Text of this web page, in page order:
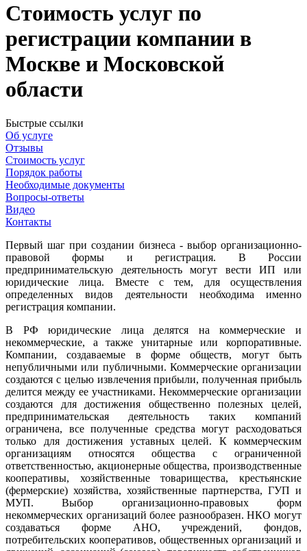
Стоимость услуг по
регистрации компании в
Москве и Московской
области
Быстрые ссылки
Об услуге
Отзывы
Стоимость услуг
Порядок работы
Необходимые документы
Вопросы-ответы
Видео
Контакты
Первый шаг при создании бизнеса - выбор организационно-
правовой формы и регистрация. В России
предпринимательскую деятельность могут вести ИП или
юридические лица. Вместе с тем, для осуществления
определенных видов деятельности необходима именно
регистрация компании.
В РФ юридические лица делятся на коммерческие и
некоммерческие, а также унитарные или корпоративные.
Компании, создаваемые в форме обществ, могут быть
непубличными или публичными. Коммерческие организации
создаются с целью извлечения прибыли, полученная прибыль
делится между ее участниками. Некоммерческие организации
создаются для достижения общественно полезных целей,
предпринимательская деятельность таких компаний
ограничена, все полученные средства могут расходоваться
только для достижения уставных целей. К коммерческим
организациям относятся общества с ограниченной
ответственностью, акционерные общества, производственные
кооперативы, хозяйственные товарищества, крестьянские
(фермерские) хозяйства, хозяйственные партнерства, ГУП и
МУП. Выбор организационно-правовых форм
некоммерческих организаций более разнообразен. НКО могут
создаваться форме АНО, учреждений, фондов,
потребительских кооперативов, общественных организаций и